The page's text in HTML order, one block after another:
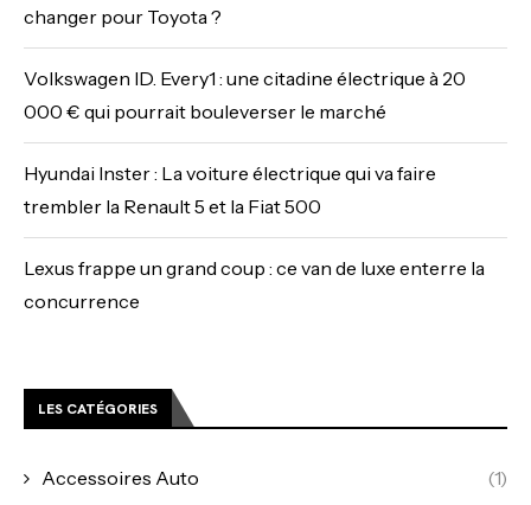
changer pour Toyota ?
Volkswagen ID. Every1 : une citadine électrique à 20
000 € qui pourrait bouleverser le marché
Hyundai Inster : La voiture électrique qui va faire
trembler la Renault 5 et la Fiat 500
Lexus frappe un grand coup : ce van de luxe enterre la
concurrence
LES CATÉGORIES
Accessoires Auto (1)